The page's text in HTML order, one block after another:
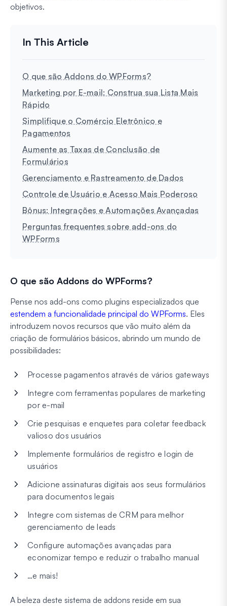
objetivos.
O que são Addons do WPForms?
Marketing por E-mail: Construa sua Lista Mais
Rápido
Simplifique o Comércio Eletrônico e
Pagamentos
Aumente as Taxas de Conclusão de
Formulários
Gerenciamento e Rastreamento de Dados
Controle de Usuário e Acesso Mais Poderoso
Bônus: Integrações e Automações Avançadas
Perguntas frequentes sobre add-ons do
WPForms
O que são Addons do WPForms?
Pense nos add-ons como plugins especializados que
estendem a funcionalidade principal do WPForms. Eles
introduzem novos recursos que vão muito além da
criação de formulários básicos, abrindo um mundo de
possibilidades:
Processe pagamentos através de vários gateways
Integre com ferramentas populares de marketing
por e-mail
Crie pesquisas e enquetes para coletar feedback
valioso dos usuários
Implemente formulários de registro e login de
usuários
Adicione assinaturas digitais aos seus formulários
para documentos legais
Integre com sistemas de CRM para melhor
gerenciamento de leads
Configure automações avançadas para
economizar tempo e reduzir o trabalho manual
…e mais!
A beleza deste sistema de addons reside em sua